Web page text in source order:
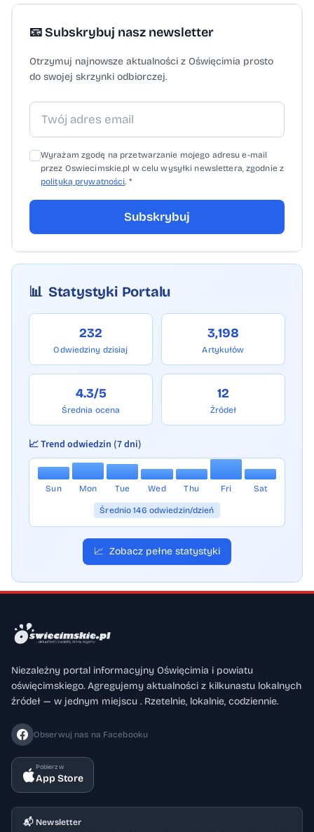
📧 Subskrybuj nasz newsletter
Otrzymuj najnowsze aktualności z Oświęcimia prosto
do swojej skrzynki odbiorczej.
Wyrażam zgodę na przetwarzanie mojego adresu e-mail
przez Oswiecimskie.pl w celu wysyłki newslettera, zgodnie z
polityką prywatności. *
Subskrybuj
📊 Statystyki Portalu
232
Odwiedziny dzisiaj
3,198
Artykułów
4.3/5
Średnia ocena
12
Źródeł
📈 Trend odwiedzin (7 dni)
Sun Mon Tue Wed Thu Fri Sat
Średnio 146 odwiedzin/dzień
📈 Zobacz pełne statystyki
Niezależny portal informacyjny Oświęcimia i powiatu
oświęcimskiego. Agregujemy aktualności z kilkunastu lokalnych
źródeł — w jednym miejscu . Rzetelnie, lokalnie, codziennie.
Obserwuj nas na Facebooku
Pobierz w
App Store
📬 Newsletter